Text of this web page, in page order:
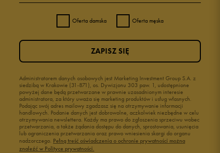
Oferta damska Oferta męska
Administratorem danych osobowych jest Marketing Investment Group S.A. z
siedzibą w Krakowie (31-871), os. Dywizjonu 303 paw. 1, udostępnione
powyżej dane będą przetwarzane w prawnie uzasadnionym interesie
administratora, za który uważa się marketing produktów i usług własnych.
Podając swój adres mailowy zgadzasz się na otrzymywanie informacji
handlowych. Podanie danych jest dobrowolne, aczkolwiek niezbędne w celu
otrzymywania newslettera. Każdy ma prawo do zgłoszenia sprzeciwu wobec
przetwarzania, a także żądania dostępu do danych, sprostowania, usunięcia
lub ograniczenia przetwarzania oraz prawo wniesienia skargi do organu
nadzorczego. Pełną treść oświadczenia o ochronie prywatności można
znaleźć w Polityce prywatności.
ZAPISZ SIĘ